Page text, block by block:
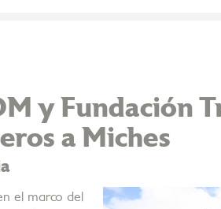
y Fundación
a Miches
el marco del